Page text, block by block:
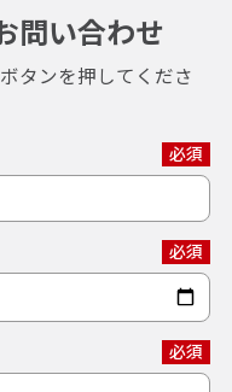
問い合わせ
タンを押してくださ
必須
必須
必須